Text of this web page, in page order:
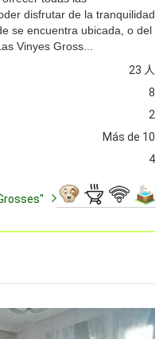
disfrutar de la tranquilidad
se encuentra ubicada, o del
Vinyes Gross...
23 人
8
2
Más de 10
4